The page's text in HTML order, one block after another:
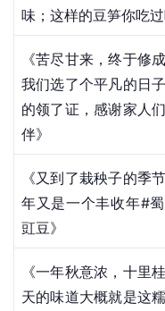
味；这样的豆笋你吃
《苦尽甘来，终于修
我们选了个平凡的日
的领了证，感谢家人
伴》
《又到了栽秧子的季
年又是一个丰收年#
豇豆》
《一年秋意浓，十里
天的味道大概就是这